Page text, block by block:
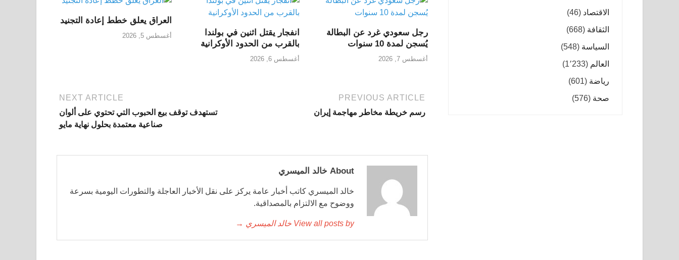
رجل سعودي غرد عن البطالة
يُسجن لمدة 10 سنوات
أغسطس 7, 2026
انفجار يقتل اثنين في بولندا
بالقرب من الحدود الأوكرانية
أغسطس 6, 2026
العراق يعلق خطط إعادة التجنيد
أغسطس 5, 2026
PREVIOUS ARTICLE
رسم خريطة مخاطر مهاجمة إيران
NEXT ARTICLE
تستهدف توقف بيع الحبوب التي تحتوي على ألوان
صناعية معتمدة بحلول نهاية مايو
About خالد الميسري
خالد الميسري كاتب أخبار عامة يركز على نقل الأخبار العاجلة والتطورات اليومية بسرعة
ووضوح مع الالتزام بالمصداقية.
View all posts by خالد الميسري →
الاقتصاد (46)
الثقافة (668)
السياسة (548)
العالم (1٬233)
رياضة (601)
صحة (576)